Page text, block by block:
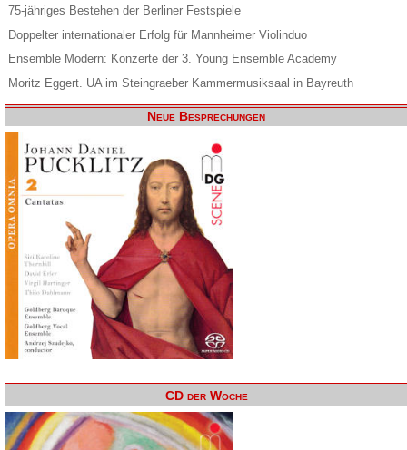
75-jähriges Bestehen der Berliner Festspiele
Doppelter internationaler Erfolg für Mannheimer Violinduo
Ensemble Modern: Konzerte der 3. Young Ensemble Academy
Moritz Eggert. UA im Steingraeber Kammermusiksaal in Bayreuth
Neue Besprechungen
CD der Woche